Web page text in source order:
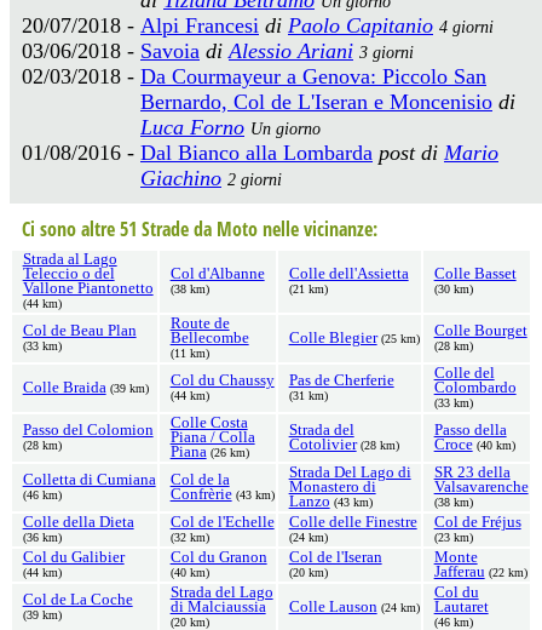
20/07/2018 - Alpi Francesi di Paolo Capitanio 4 giorni
03/06/2018 - Savoia di Alessio Ariani 3 giorni
02/03/2018 - Da Courmayeur a Genova: Piccolo San
Bernardo, Col de L'Iseran e Moncenisio di
Luca Forno Un giorno
01/08/2016 - Dal Bianco alla Lombarda post di Mario
Giachino 2 giorni
Ci sono altre 51 Strade da Moto nelle vicinanze:
Strada al Lago
Teleccio o del
Vallone Piantonetto
(44 km)
Col d'Albanne
(38 km)
Colle dell'Assietta
(21 km)
Colle Basset
(30 km)
Col de Beau Plan
(33 km)
Route de
Bellecombe
(11 km)
Colle Blegier (25 km) Colle Bourget
(28 km)
Colle Braida (39 km) Col du Chaussy
(44 km)
Pas de Cherferie
(31 km)
Colle del
Colombardo
(33 km)
Passo del Colomion
(28 km)
Colle Costa
Piana / Colla
Piana (26 km)
Strada del
Cotolivier (28 km)
Passo della
Croce (40 km)
Colletta di Cumiana
(46 km)
Col de la
Confrèrie (43 km)
Strada Del Lago di
Monastero di
Lanzo (43 km)
SR 23 della
Valsavarenche
(38 km)
Colle della Dieta
(36 km)
Col de l'Echelle
(32 km)
Colle delle Finestre
(24 km)
Col de Fréjus
(23 km)
Col du Galibier
(44 km)
Col du Granon
(40 km)
Col de l'Iseran
(20 km)
Monte
Jafferau (22 km)
Col de La Coche
(39 km)
Strada del Lago
di Malciaussia
(20 km)
Colle Lauson (24 km)
Col du
Lautaret
(46 km)